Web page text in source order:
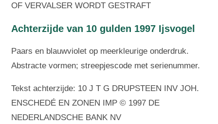
OF VERVALSER WORDT GESTRAFT
Achterzijde van 10 gulden 1997 Ijsvogel
Paars en blauwviolet op meerkleurige onderdruk.
Abstracte vormen; streepjescode met serienummer.
Tekst achterzijde: 10 J T G DRUPSTEEN INV JOH.
ENSCHEDÉ EN ZONEN IMP © 1997 DE
NEDERLANDSCHE BANK NV